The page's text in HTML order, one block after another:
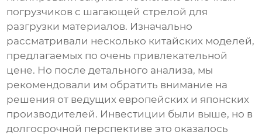
погрузчиков с шагающей стрелой для
разгрузки материалов. Изначально
рассматривали несколько китайских моделей,
предлагаемых по очень привлекательной
цене. Но после детального анализа, мы
рекомендовали им обратить внимание на
решения от ведущих европейских и японских
производителей. Инвестиции были выше, но в
долгосрочной перспективе это оказалось